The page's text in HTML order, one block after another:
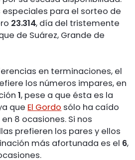
para el sorteo de
23.314, día del tristemente
de Suárez, Grande de
en terminaciones, el
los números impares, en
1, pese a que ésta es la
que El Gordo sólo ha caído
8 ocasiones. Si nos
prefieren los pares y ellos
más afortunada es el 6,